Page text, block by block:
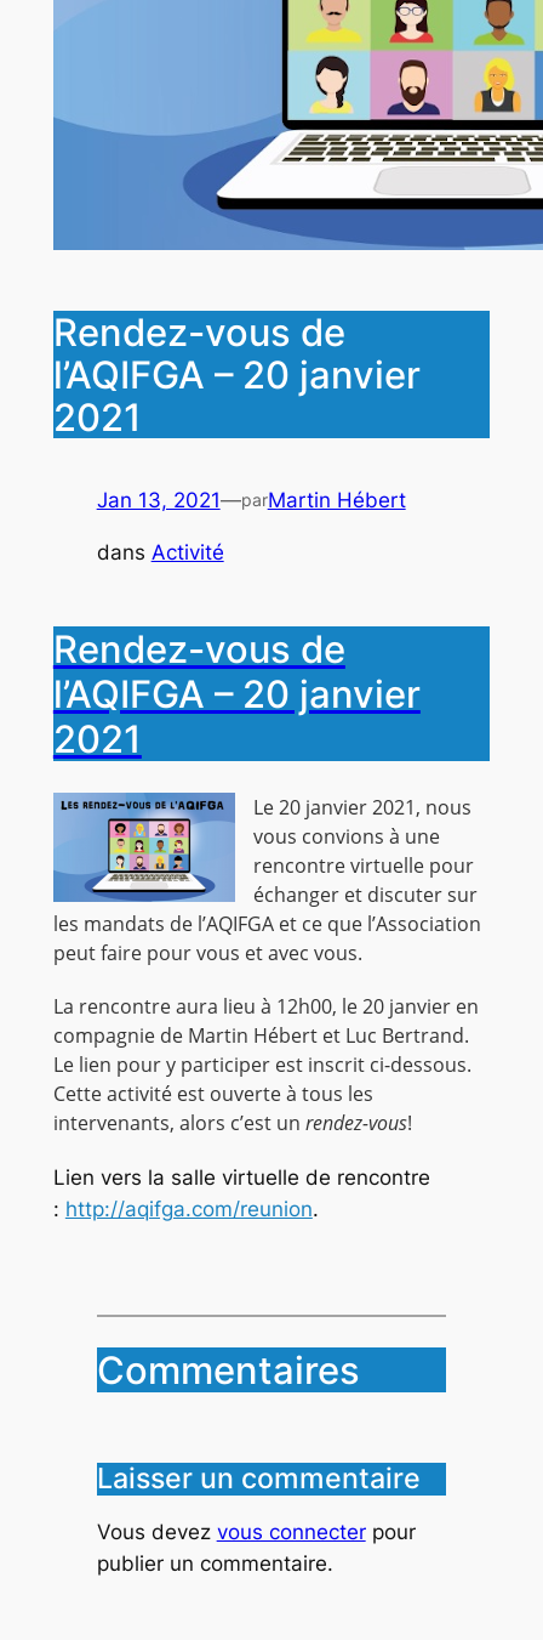
Rendez-vous de
l’AQIFGA – 20 janvier
2021
Jan 13, 2021—parMartin Hébert
dans Activité
Rendez-vous de
l’AQIFGA – 20 janvier
2021
Le 20 janvier 2021, nous
vous convions à une
rencontre virtuelle pour
échanger et discuter sur
les mandats de l’AQIFGA et ce que l’Association
peut faire pour vous et avec vous.
La rencontre aura lieu à 12h00, le 20 janvier en
compagnie de Martin Hébert et Luc Bertrand.
Le lien pour y participer est inscrit ci-dessous.
Cette activité est ouverte à tous les
intervenants, alors c’est un rendez-vous!
Lien vers la salle virtuelle de rencontre
: http://aqifga.com/reunion.
Commentaires
Laisser un commentaire
Vous devez vous connecterpour
publier un commentaire.